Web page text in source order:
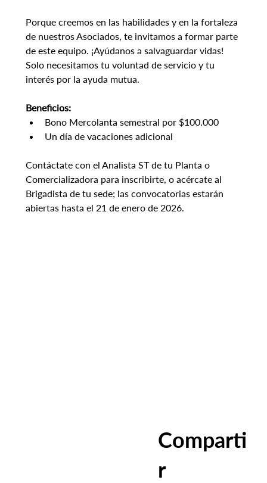
Porque creemos en las habilidades y en la fortaleza
de nuestros Asociados, te invitamos a formar parte
de este equipo. ¡Ayúdanos a salvaguardar vidas!
Solo necesitamos tu voluntad de servicio y tu
interés por la ayuda mutua.
Beneficios:
Bono Mercolanta semestral por $100.000
Un día de vacaciones adicional
Contáctate con el Analista ST de tu Planta o
Comercializadora para inscribirte, o acércate al
Brigadista de tu sede; las convocatorias estarán
abiertas hasta el 21 de enero de 2026.
Comparti
r